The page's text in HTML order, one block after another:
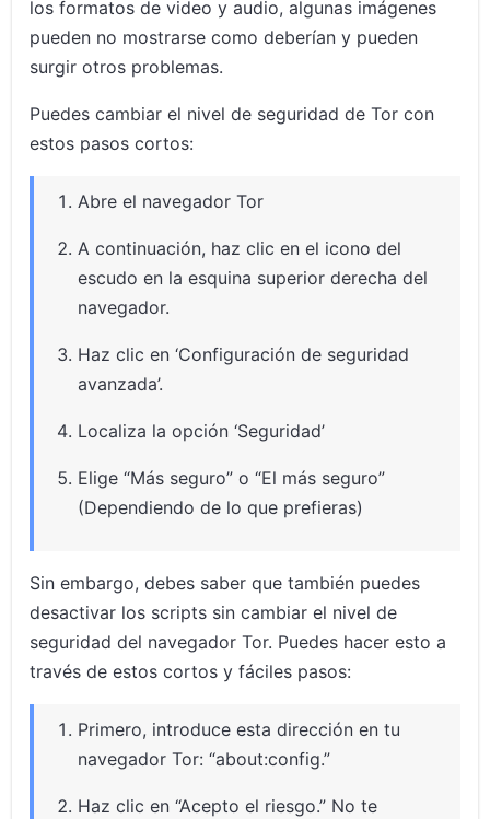
los formatos de video y audio, algunas imágenes
pueden no mostrarse como deberían y pueden
surgir otros problemas.
Puedes cambiar el nivel de seguridad de Tor con
estos pasos cortos:
Abre el navegador Tor
A continuación, haz clic en el icono del
escudo en la esquina superior derecha del
navegador.
Haz clic en ‘Configuración de seguridad
avanzada’.
Localiza la opción ‘Seguridad’
Elige “Más seguro” o “El más seguro”
(Dependiendo de lo que prefieras)
Sin embargo, debes saber que también puedes
desactivar los scripts sin cambiar el nivel de
seguridad del navegador Tor. Puedes hacer esto a
través de estos cortos y fáciles pasos:
Primero, introduce esta dirección en tu
navegador Tor: “about:config.”
Haz clic en “Acepto el riesgo.” No te